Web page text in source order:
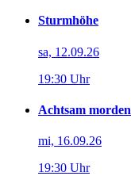
Sturmhöhe
sa, 12.09.26
19:30 Uhr
Achtsam morden
mi, 16.09.26
19:30 Uhr